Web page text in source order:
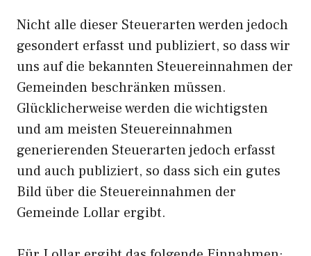
Nicht alle dieser Steuerarten werden jedoch
gesondert erfasst und publiziert, so dass wir
uns auf die bekannten Steuereinnahmen der
Gemeinden beschränken müssen.
Glücklicherweise werden die wichtigsten
und am meisten Steuereinnahmen
generierenden Steuerarten jedoch erfasst
und auch publiziert, so dass sich ein gutes
Bild über die Steuereinnahmen der
Gemeinde Lollar ergibt.